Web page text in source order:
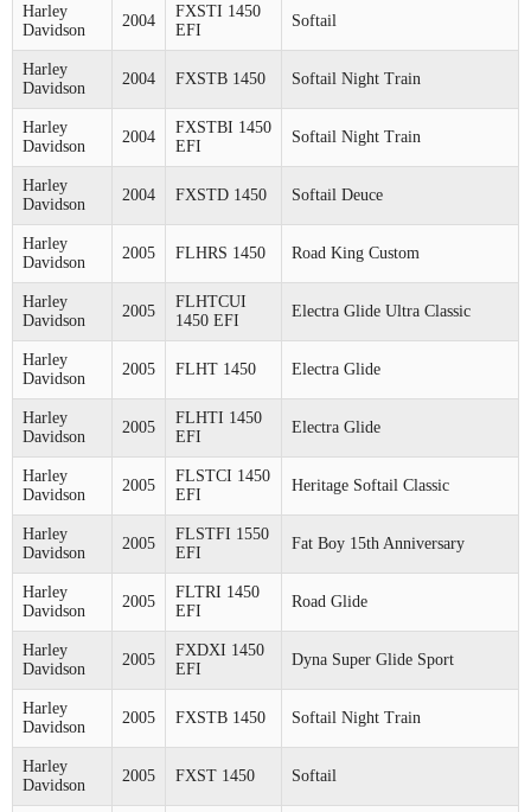
Harley
Davidson
2004
FXSTI 1450
EFI
Softail
Harley
Davidson
2004 FXSTB 1450 Softail Night Train
Harley
Davidson
2004
FXSTBI 1450
EFI
Softail Night Train
Harley
Davidson
2004 FXSTD 1450 Softail Deuce
Harley
Davidson
2005 FLHRS 1450 Road King Custom
Harley
Davidson
2005
FLHTCUI
1450 EFI
Electra Glide Ultra Classic
Harley
Davidson
2005 FLHT 1450 Electra Glide
Harley
Davidson
2005
FLHTI 1450
EFI
Electra Glide
Harley
Davidson
2005
FLSTCI 1450
EFI
Heritage Softail Classic
Harley
Davidson
2005
FLSTFI 1550
EFI
Fat Boy 15th Anniversary
Harley
Davidson
2005
FLTRI 1450
EFI
Road Glide
Harley
Davidson
2005
FXDXI 1450
EFI
Dyna Super Glide Sport
Harley
Davidson
2005 FXSTB 1450 Softail Night Train
Harley
Davidson
2005 FXST 1450 Softail